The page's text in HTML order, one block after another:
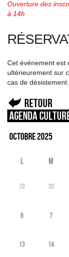
Ouverture des
à 14h
Cet événement est
ultérieurement sur
cas de désistement.
Retour
Agenda
L M
29 30
6 7
13 14